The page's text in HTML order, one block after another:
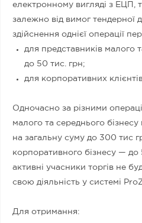
електронному вигляді з ЕЦП,
залежно від вимог тендерної
здійснення однієї операції
для представників малого
до 50 тис. грн;
для корпоративних
Одночасно за різними
малого та середнього
на загальну суму до 300 тис
корпоративного бізнесу — до
активні учасники торгів не
свою діяльність у системі
Для отримання: